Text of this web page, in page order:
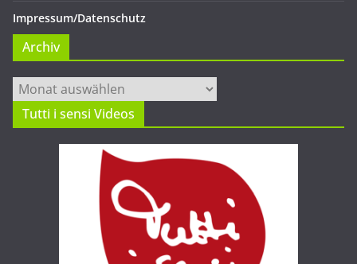
Impressum/Datenschutz
Archiv
Archiv
Tutti i sensi Videos